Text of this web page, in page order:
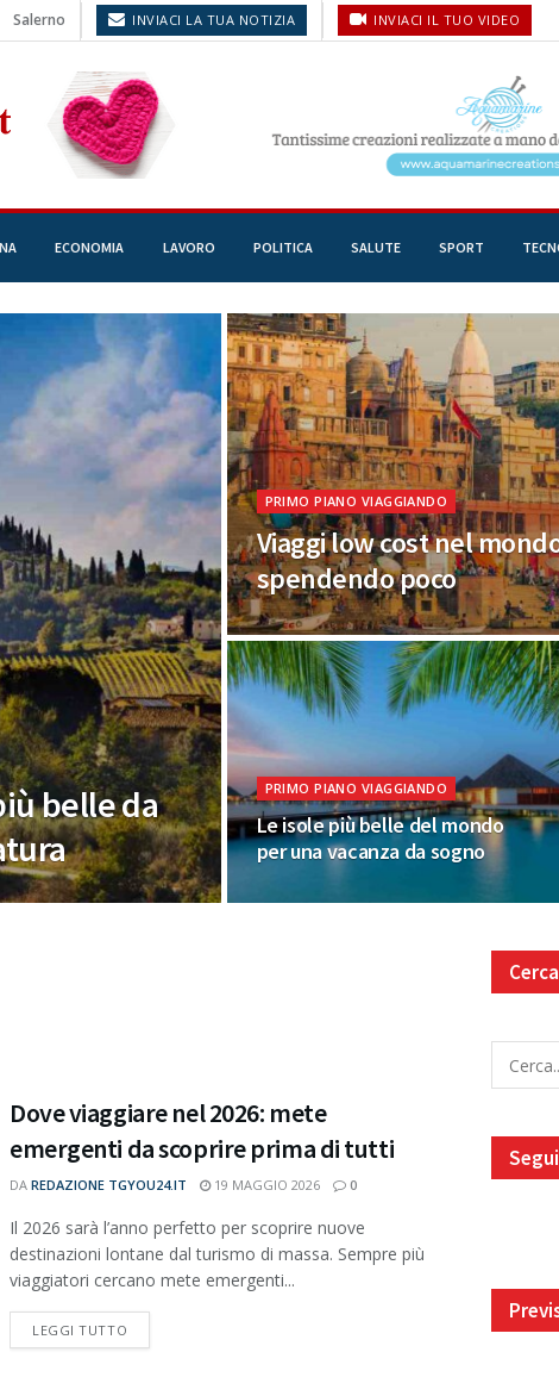
Salerno INVIACI LA TUA NOTIZIA INVIACI IL TUO VIDEO
ECONOMIA LAVORO POLITICA SALUTE SPORT
belle da
PRIMO PIANO VIAGGIANDO
Viaggi low cost nel
spendendo poco
PRIMO PIANO VIAGGIANDO
Le isole più belle del mondo
per una vacanza da sogno
Dove viaggiare nel 2026: mete
emergenti da scoprire prima di tutti
DA REDAZIONE TGYOU24.IT 19 MAGGIO 2026 0
Il 2026 sarà l’anno perfetto per scoprire nuove
destinazioni lontane dal turismo di massa. Sempre più
viaggiatori cercano mete emergenti...
LEGGI TUTTO